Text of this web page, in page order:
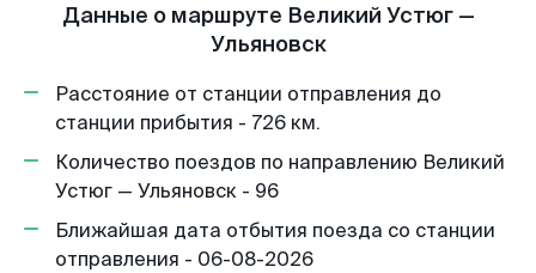
Данные о маршруте Великий Устюг —
Ульяновск
Расстояние от станции отправления до
станции прибытия - 726 км.
Количество поездов по направлению Великий
Устюг — Ульяновск - 96
Ближайшая дата отбытия поезда со станции
отправления - 06-08-2026